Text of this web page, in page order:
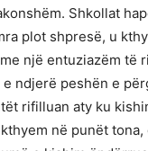
Shkollat
plot shpresë, u
një entuziazëm të
ndjerë peshën e
rifilluan aty ku
në punët